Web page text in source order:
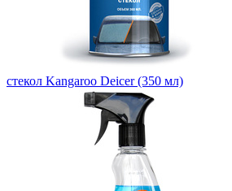
стекол Kangaroo Deicer (350 мл)